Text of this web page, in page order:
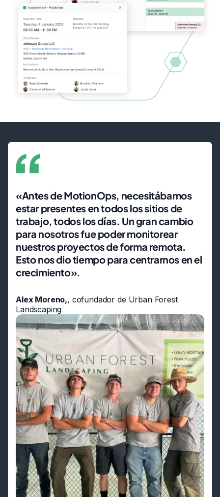
«Antes de MotionOps, necesitábamos
estar presentes en todos los sitios de
trabajo, todos los días. Un gran cambio
para nosotros fue poder monitorear
nuestros proyectos de forma remota.
Esto nos dio tiempo para centrarnos en el
crecimiento».
Alex Moreno,, cofundador de Urban Forest
Landscaping